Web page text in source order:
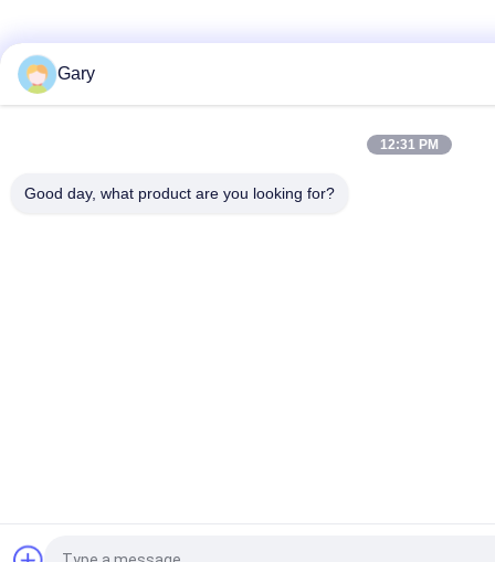
Gary
12:31 PM
Good day, what product are you looking for?